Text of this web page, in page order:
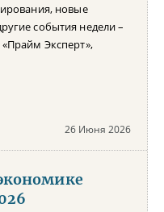
новые
события недели –
Эксперт»,
26 Июня 2026